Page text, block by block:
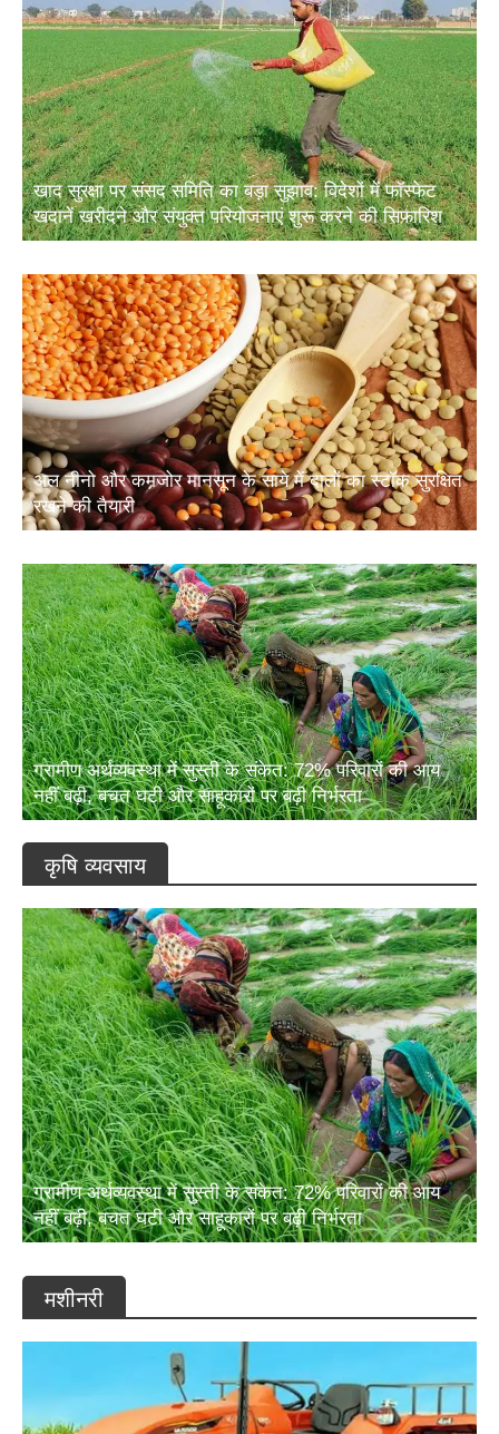
खाद सुरक्षा पर संसद समिति का बड़ा सुझाव: विदेशों में फॉस्फेट
खदानें खरीदने और संयुक्त परियोजनाएं शुरू करने की सिफारिश
अल नीनो और कमजोर मानसून के साये में दालों का स्टॉक सुरक्षित
रखने की तैयारी
ग्रामीण अर्थव्यवस्था में सुस्ती के संकेत: 72% परिवारों की आय
नहीं बढ़ी, बचत घटी और साहूकारों पर बढ़ी निर्भरता
कृषि व्यवसाय
ग्रामीण अर्थव्यवस्था में सुस्ती के संकेत: 72% परिवारों की आय
नहीं बढ़ी, बचत घटी और साहूकारों पर बढ़ी निर्भरता
मशीनरी